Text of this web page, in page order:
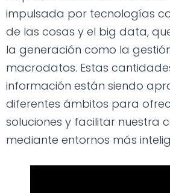
impulsada por tecnologías
de las cosas y el big data,
la generación como la
macrodatos. Estas
información están siendo
diferentes ámbitos para
soluciones y facilitar nuestra
mediante entornos más